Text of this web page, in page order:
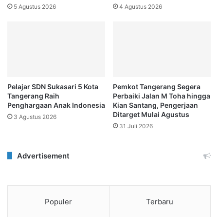
5 Agustus 2026 4 Agustus 2026
Pelajar SDN Sukasari 5 Kota
Tangerang Raih
Penghargaan Anak Indonesia
3 Agustus 2026
Pemkot Tangerang Segera
Perbaiki Jalan M Toha hingga
Kian Santang, Pengerjaan
Ditarget Mulai Agustus
31 Juli 2026
Advertisement
Populer Terbaru